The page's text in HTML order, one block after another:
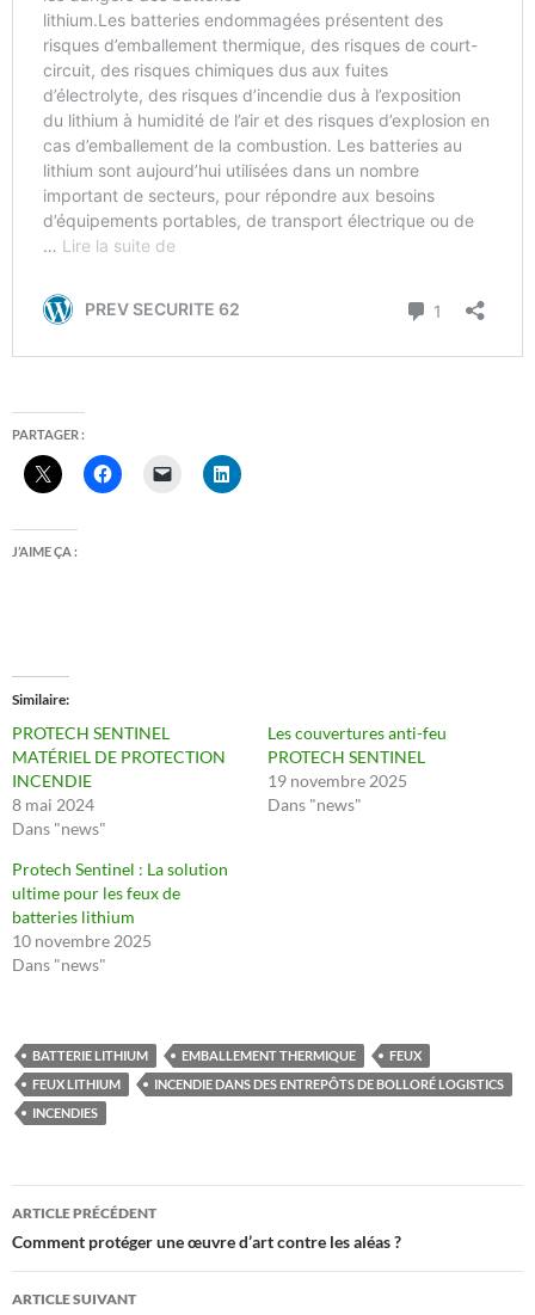
PARTAGER :
J’AIME ÇA :
Similaire
PROTECH SENTINEL
MATÉRIEL DE PROTECTION
INCENDIE
8 mai 2024
Dans "news"
Les couvertures anti-feu
PROTECH SENTINEL
19 novembre 2025
Dans "news"
Protech Sentinel : La solution
ultime pour les feux de
batteries lithium
10 novembre 2025
Dans "news"
BATTERIE LITHIUM EMBALLEMENT THERMIQUE
FEUX
FEUX LITHIUM
INCENDIE DANS DES ENTREPÔTS DE BOLLORÉ LOGISTICS
INCENDIES
Navigation
des
articles
ARTICLE PRÉCÉDENT
Comment protéger une œuvre d’art contre les aléas ?
ARTICLE SUIVANT